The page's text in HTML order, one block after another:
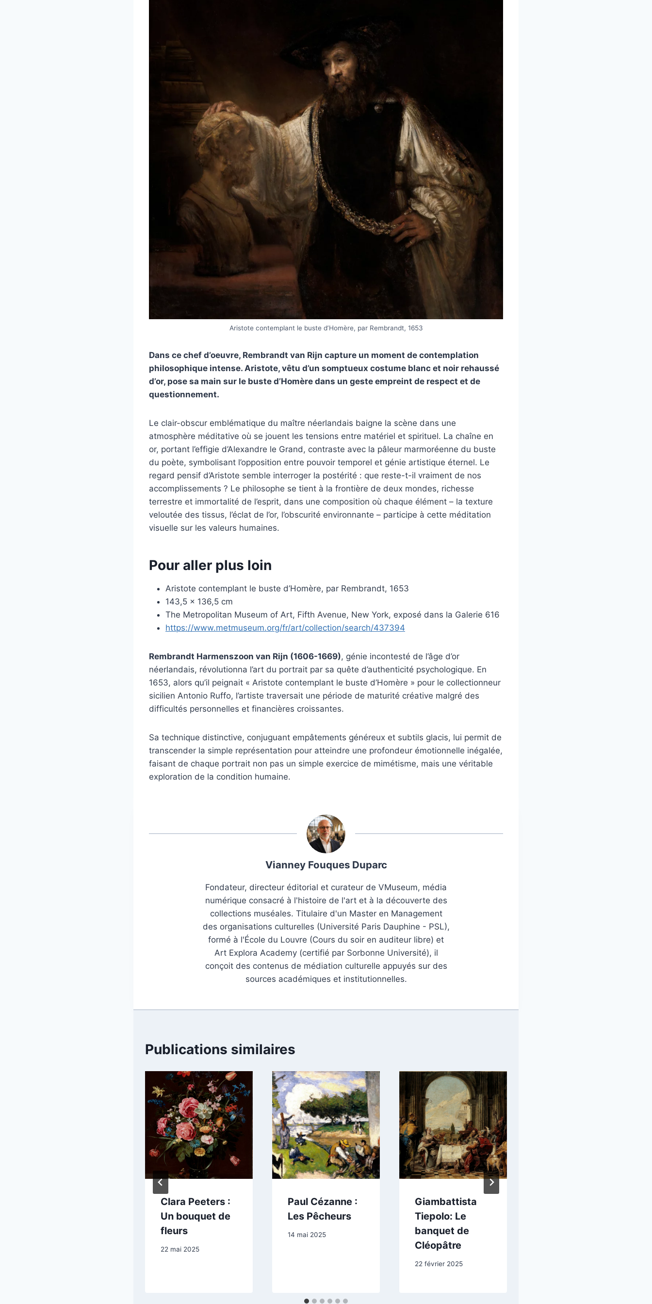
Aristote contemplant le buste d’Homère, par Rembrandt, 1653
Dans ce chef d’oeuvre, Rembrandt van Rijn capture un moment de contemplation
philosophique intense. Aristote, vêtu d’un somptueux costume blanc et noir rehaussé
d’or, pose sa main sur le buste d’Homère dans un geste empreint de respect et de
questionnement.
Le clair-obscur emblématique du maître néerlandais baigne la scène dans une
atmosphère méditative où se jouent les tensions entre matériel et spirituel. La chaîne en
or, portant l’effigie d’Alexandre le Grand, contraste avec la pâleur marmoréenne du buste
du poète, symbolisant l’opposition entre pouvoir temporel et génie artistique éternel. Le
regard pensif d’Aristote semble interroger la postérité : que reste-t-il vraiment de nos
accomplissements ? Le philosophe se tient à la frontière de deux mondes, richesse
terrestre et immortalité de l’esprit, dans une composition où chaque élément – la texture
veloutée des tissus, l’éclat de l’or, l’obscurité environnante – participe à cette méditation
visuelle sur les valeurs humaines.
Pour aller plus loin
Aristote contemplant le buste d’Homère, par Rembrandt, 1653
143,5 x 136,5 cm
The Metropolitan Museum of Art, Fifth Avenue, New York, exposé dans la Galerie 616
https://www.metmuseum.org/fr/art/collection/search/437394
Rembrandt Harmenszoon van Rijn (1606-1669), génie incontesté de l’âge d’or
néerlandais, révolutionna l’art du portrait par sa quête d’authenticité psychologique. En
1653, alors qu’il peignait « Aristote contemplant le buste d’Homère » pour le collectionneur
sicilien Antonio Ruffo, l’artiste traversait une période de maturité créative malgré des
difficultés personnelles et financières croissantes.
Sa technique distinctive, conjuguant empâtements généreux et subtils glacis, lui permit de
transcender la simple représentation pour atteindre une profondeur émotionnelle inégalée,
faisant de chaque portrait non pas un simple exercice de mimétisme, mais une véritable
exploration de la condition humaine.
Vianney Fouques Duparc
Fondateur, directeur éditorial et curateur de VMuseum, média
numérique consacré à l'histoire de l'art et à la découverte des
collections muséales. Titulaire d'un Master en Management
des organisations culturelles (Université Paris Dauphine - PSL),
formé à l'École du Louvre (Cours du soir en auditeur libre) et
Art Explora Academy (certifié par Sorbonne Université), il
conçoit des contenus de médiation culturelle appuyés sur des
sources académiques et institutionnelles.
Publications similaires
Clara Peeters :
Un bouquet de
fleurs
22 mai 2025
Paul Cézanne :
Les Pêcheurs
14 mai 2025
Giambattista
Tiepolo: Le
banquet de
Cléopâtre
22 février 2025